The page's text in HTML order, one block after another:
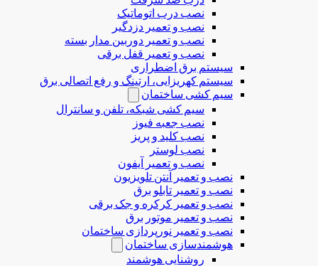
نصب درب‌ اتوماتیک
نصب و تعمیر دزدگیر
نصب و تعمیر دوربین مدار بسته
نصب و تعمیر قفل برقی
سیستم برق اضطراری
سیستم کهریزایی، ارتینگ و رفع اتصالی برق
سیم کشی ساختمان
سیم کشی شبکه، تلفن و سانترال
نصب جعبه فیوز
نصب کلید و پریز
نصب لوستر
نصب و تعمیر آیفون
نصب و تعمیر آنتن تلویزیون
نصب و تعمیر تابلو برق
نصب و تعمیر کرکره و جک برقی
نصب و تعمیر موتور برق
نصب و تعمیر نورپردازی ساختمان
هوشمندسازی ساختمان
روشنایی هوشمند